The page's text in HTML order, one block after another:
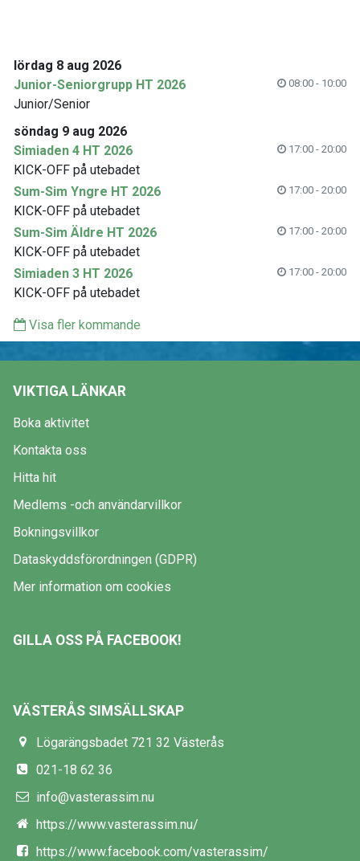
lördag 8 aug 2026
Junior-Seniorgrupp HT 2026
08:00 - 10:00
Junior/Senior
söndag 9 aug 2026
Simiaden 4 HT 2026
17:00 - 20:00
KICK-OFF på utebadet
Sum-Sim Yngre HT 2026
17:00 - 20:00
KICK-OFF på utebadet
Sum-Sim Äldre HT 2026
17:00 - 20:00
KICK-OFF på utebadet
Simiaden 3 HT 2026
17:00 - 20:00
KICK-OFF på utebadet
Visa fler kommande
VIKTIGA LÄNKAR
Boka aktivitet
Kontakta oss
Hitta hit
Medlems -och användarvillkor
Bokningsvillkor
Dataskyddsförordningen (GDPR)
Mer information om cookies
GILLA OSS PÅ FACEBOOK!
VÄSTERÅS SIMSÄLLSKAP
Lögarängsbadet 721 32 Västerås
021-18 62 36
info@vasterassim.nu
https://www.vasterassim.nu/
https://www.facebook.com/vasterassim/